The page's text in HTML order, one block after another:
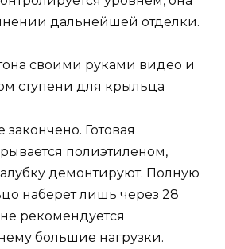
дальнейшей отделки.
Готовая
полиэтиленом,
демонтируют. Полную
наберет лишь через 28
рекомендуется
большие нагрузки.